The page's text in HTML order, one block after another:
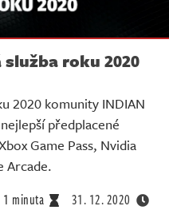
roku 2020
2020 komunity INDIAN
předplacené
Game Pass, Nvidia
Arcade.
1 minuta 31. 12. 2020